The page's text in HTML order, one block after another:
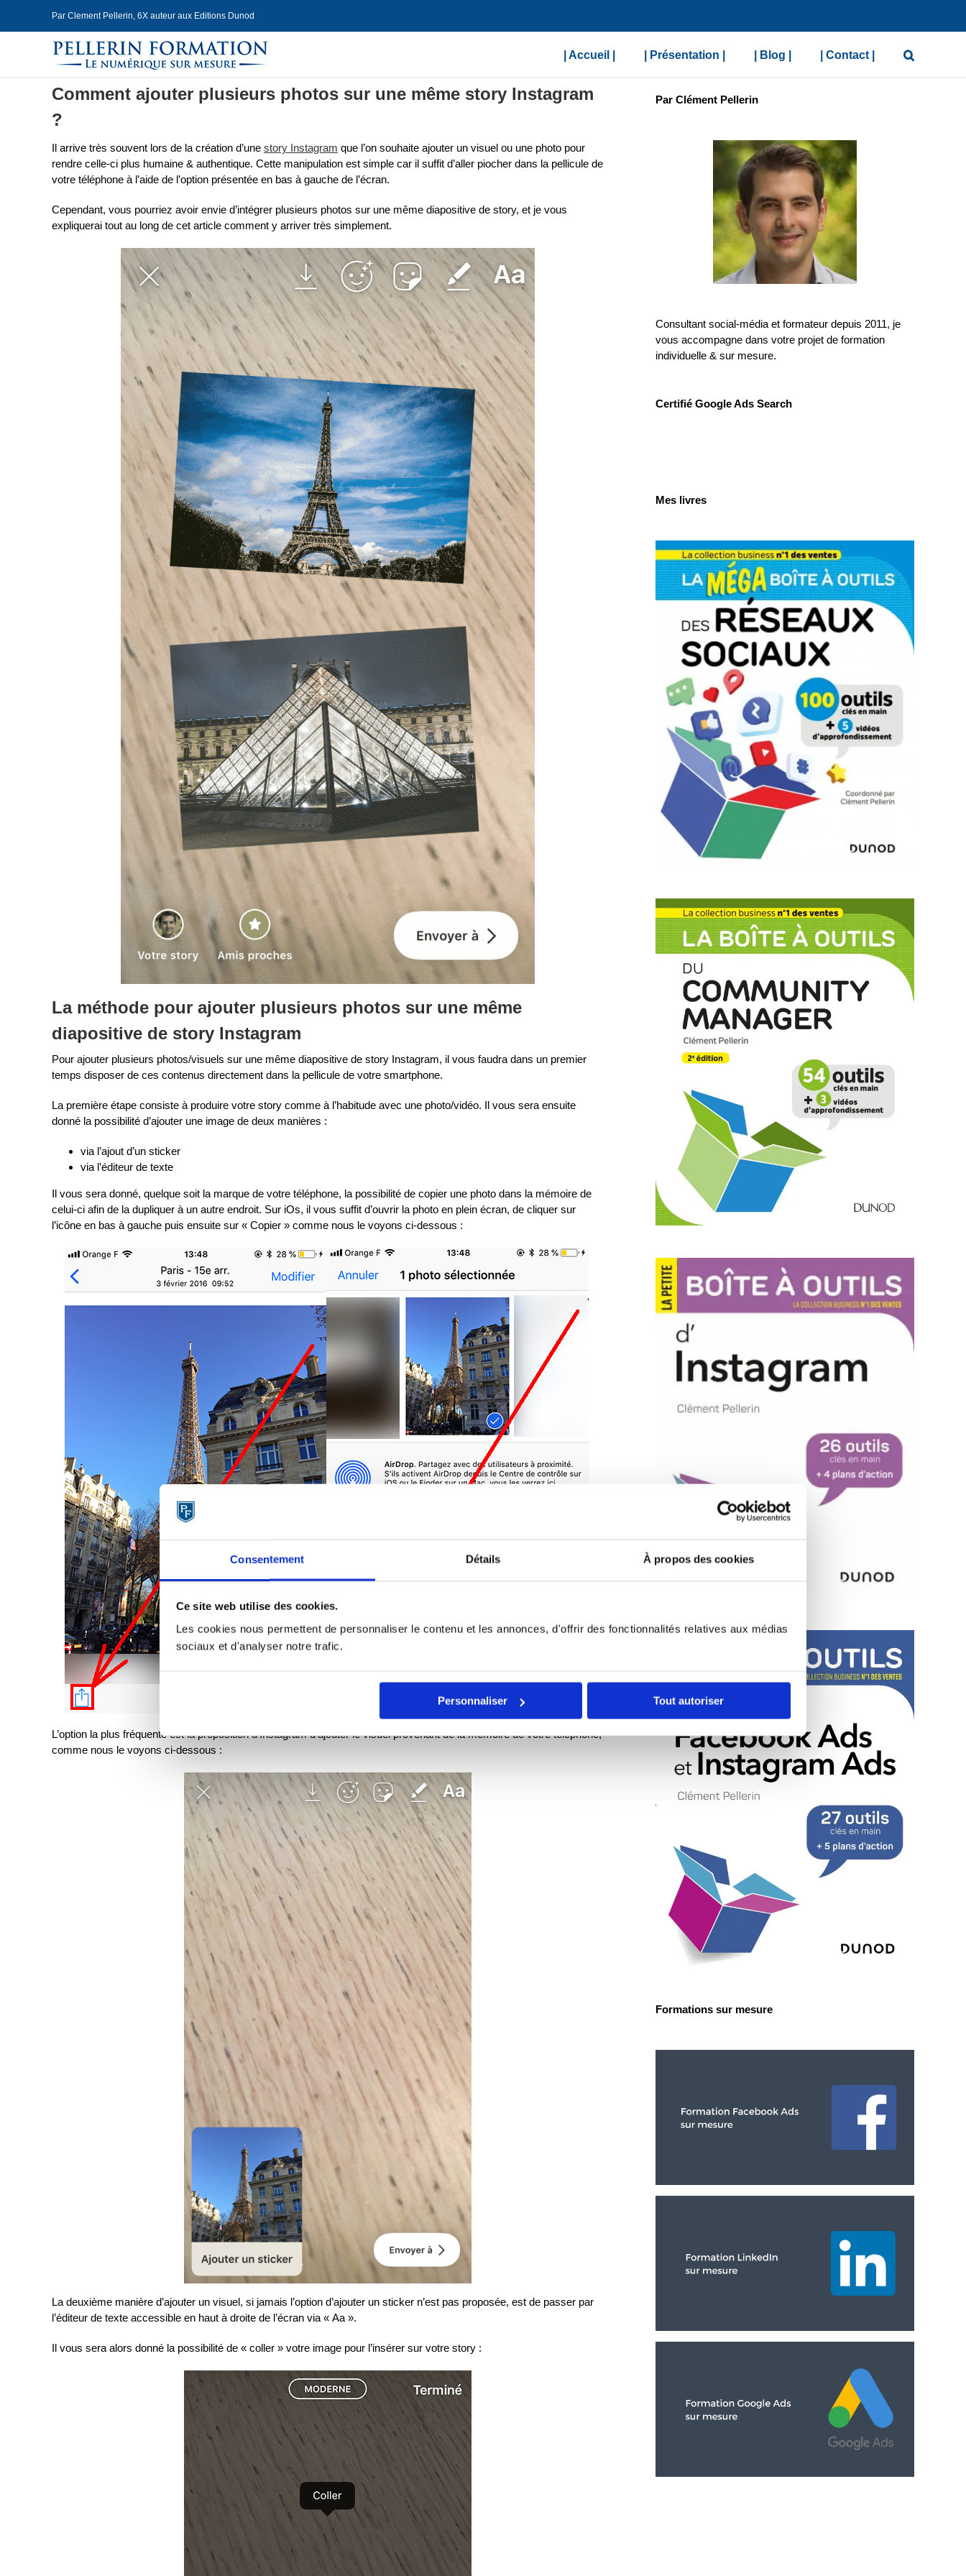
Consentement Détails À propos des cookies
Ce site web utilise des cookies.
Les cookies nous permettent de personnaliser le contenu et les annonces, d'offrir des fonctionnalités relatives aux médias
sociaux et d'analyser notre trafic.
Personnaliser Tout autoriser
Par Clement Pellerin, 6X auteur aux Editions Dunod
| Accueil | | Présentation | | Blog | | Contact |
Comment ajouter plusieurs photos sur une même story Instagram
?
Il arrive très souvent lors de la création d’une story Instagram que l’on souhaite ajouter un visuel ou une photo pour
rendre celle-ci plus humaine & authentique. Cette manipulation est simple car il suffit d’aller piocher dans la pellicule de
votre téléphone à l’aide de l’option présentée en bas à gauche de l’écran.
Cependant, vous pourriez avoir envie d’intégrer plusieurs photos sur une même diapositive de story, et je vous
expliquerai tout au long de cet article comment y arriver très simplement.
La méthode pour ajouter plusieurs photos sur une même
diapositive de story Instagram
Pour ajouter plusieurs photos/visuels sur une même diapositive de story Instagram, il vous faudra dans un premier
temps disposer de ces contenus directement dans la pellicule de votre smartphone.
La première étape consiste à produire votre story comme à l’habitude avec une photo/vidéo. Il vous sera ensuite
donné la possibilité d’ajouter une image de deux manières :
via l’ajout d’un sticker
via l’éditeur de texte
Il vous sera donné, quelque soit la marque de votre téléphone, la possibilité de copier une photo dans la mémoire de
celui-ci afin de la dupliquer à un autre endroit. Sur iOs, il vous suffit d’ouvrir la photo en plein écran, de cliquer sur
l’icône en bas à gauche puis ensuite sur « Copier » comme nous le voyons ci-dessous :
L’option la plus fréquente est la proposition d’Instagram d’ajouter le visuel provenant de la mémoire de votre téléphone,
comme nous le voyons ci-dessous :
La deuxième manière d’ajouter un visuel, si jamais l’option d’ajouter un sticker n’est pas proposée, est de passer par
l’éditeur de texte accessible en haut à droite de l’écran via « Aa ».
Il vous sera alors donné la possibilité de « coller » votre image pour l’insérer sur votre story :
Par Clément Pellerin
Consultant social-média et formateur depuis 2011, je
vous accompagne dans votre projet de formation
individuelle & sur mesure.
Certifié Google Ads Search
Mes livres
Formations sur mesure